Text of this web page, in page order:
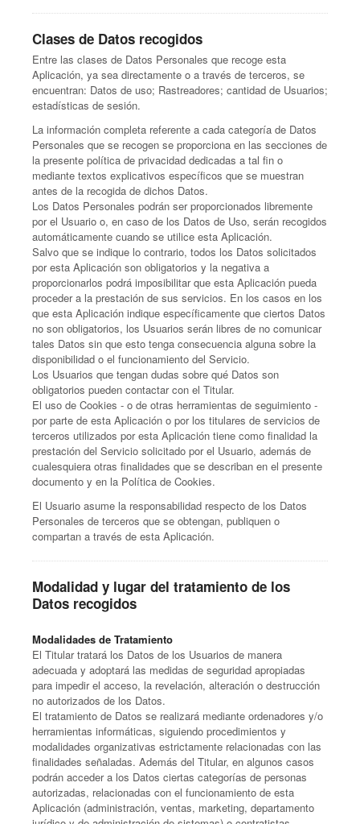
Clases de Datos recogidos
Entre las clases de Datos Personales que recoge esta
Aplicación, ya sea directamente o a través de terceros, se
encuentran: Datos de uso; Rastreadores; cantidad de Usuarios;
estadísticas de sesión.
La información completa referente a cada categoría de Datos
Personales que se recogen se proporciona en las secciones de
la presente política de privacidad dedicadas a tal fin o
mediante textos explicativos específicos que se muestran
antes de la recogida de dichos Datos.
Los Datos Personales podrán ser proporcionados libremente
por el Usuario o, en caso de los Datos de Uso, serán recogidos
automáticamente cuando se utilice esta Aplicación.
Salvo que se indique lo contrario, todos los Datos solicitados
por esta Aplicación son obligatorios y la negativa a
proporcionarlos podrá imposibilitar que esta Aplicación pueda
proceder a la prestación de sus servicios. En los casos en los
que esta Aplicación indique específicamente que ciertos Datos
no son obligatorios, los Usuarios serán libres de no comunicar
tales Datos sin que esto tenga consecuencia alguna sobre la
disponibilidad o el funcionamiento del Servicio.
Los Usuarios que tengan dudas sobre qué Datos son
obligatorios pueden contactar con el Titular.
El uso de Cookies - o de otras herramientas de seguimiento -
por parte de esta Aplicación o por los titulares de servicios de
terceros utilizados por esta Aplicación tiene como finalidad la
prestación del Servicio solicitado por el Usuario, además de
cualesquiera otras finalidades que se describan en el presente
documento y en la Política de Cookies.
El Usuario asume la responsabilidad respecto de los Datos
Personales de terceros que se obtengan, publiquen o
compartan a través de esta Aplicación.
Modalidad y lugar del tratamiento de los
Datos recogidos
Modalidades de Tratamiento
El Titular tratará los Datos de los Usuarios de manera
adecuada y adoptará las medidas de seguridad apropiadas
para impedir el acceso, la revelación, alteración o destrucción
no autorizados de los Datos.
El tratamiento de Datos se realizará mediante ordenadores y/o
herramientas informáticas, siguiendo procedimientos y
modalidades organizativas estrictamente relacionadas con las
finalidades señaladas. Además del Titular, en algunos casos
podrán acceder a los Datos ciertas categorías de personas
autorizadas, relacionadas con el funcionamiento de esta
Aplicación (administración, ventas, marketing, departamento